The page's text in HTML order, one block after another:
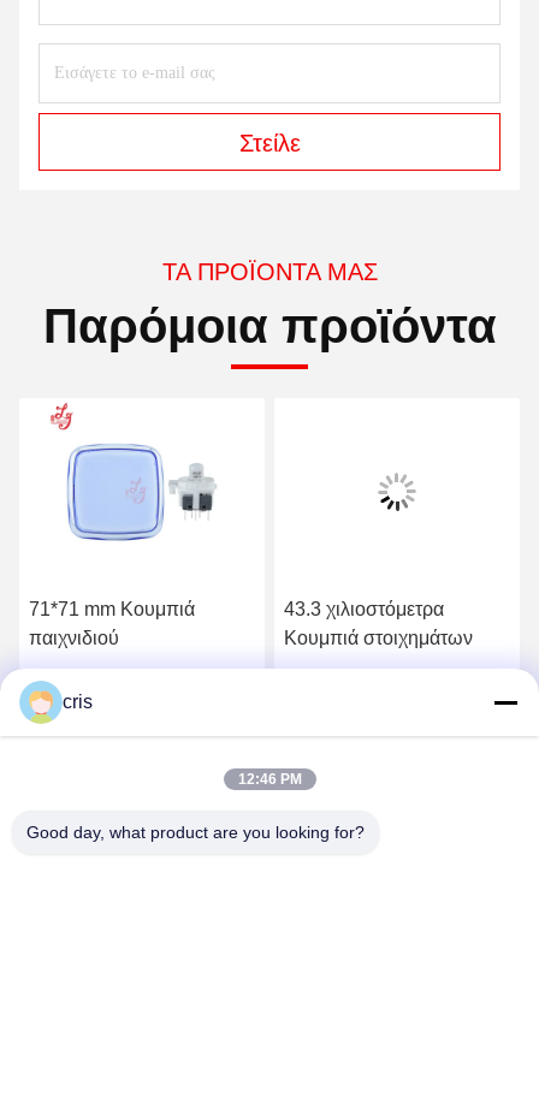
Στείλε
ΤΑ ΠΡΟΪΌΝΤΑ ΜΑΣ
Παρόμοια προϊόντα
71*71 mm Κουμπιά
παιχνιδιού
Πάρτε την καλύτερη τιμή
43.3 χιλιοστόμετρα
Κουμπιά στοιχημάτων
Πάρτε την καλύτερη τιμή
cris
12:46 PM
Good day, what product are you looking for?